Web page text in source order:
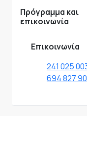
Πρόγραμμα και
επικοινωνία
Επικοινωνία
241 025
694 827